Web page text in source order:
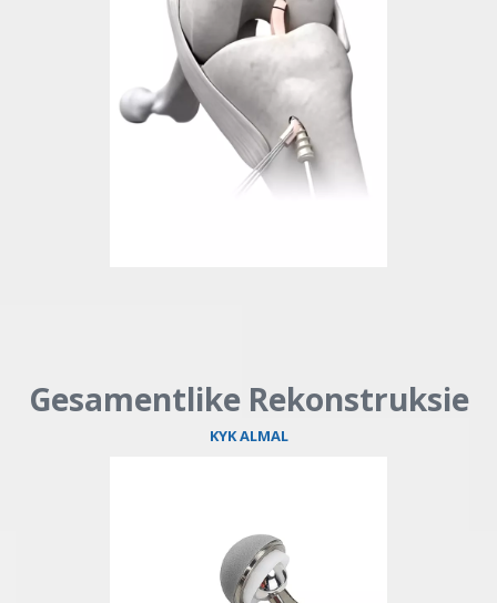
Gesamentlike Rekonstruksie
KYK ALMAL